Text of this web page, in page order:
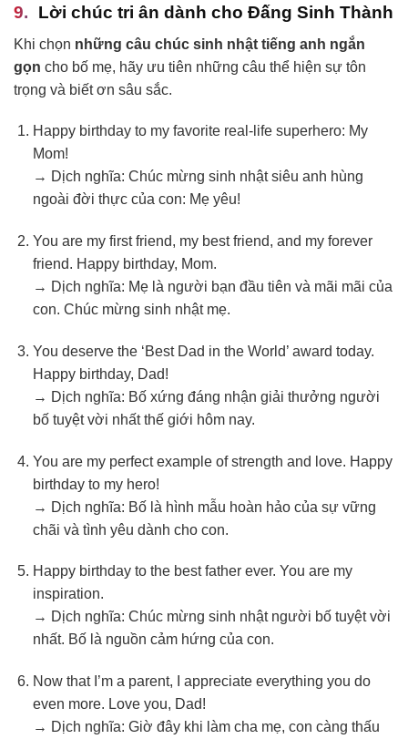
Lời chúc tri ân dành cho Đấng Sinh Thành
Khi chọn những câu chúc sinh nhật tiếng anh ngắn
gọn cho bố mẹ, hãy ưu tiên những câu thể hiện sự tôn
trọng và biết ơn sâu sắc.
Happy birthday to my favorite real-life superhero: My
Mom!
→ Dịch nghĩa: Chúc mừng sinh nhật siêu anh hùng
ngoài đời thực của con: Mẹ yêu!
You are my first friend, my best friend, and my forever
friend. Happy birthday, Mom.
→ Dịch nghĩa: Mẹ là người bạn đầu tiên và mãi mãi của
con. Chúc mừng sinh nhật mẹ.
You deserve the ‘Best Dad in the World’ award today.
Happy birthday, Dad!
→ Dịch nghĩa: Bố xứng đáng nhận giải thưởng người
bố tuyệt vời nhất thế giới hôm nay.
You are my perfect example of strength and love. Happy
birthday to my hero!
→ Dịch nghĩa: Bố là hình mẫu hoàn hảo của sự vững
chãi và tình yêu dành cho con.
Happy birthday to the best father ever. You are my
inspiration.
→ Dịch nghĩa: Chúc mừng sinh nhật người bố tuyệt vời
nhất. Bố là nguồn cảm hứng của con.
Now that I’m a parent, I appreciate everything you do
even more. Love you, Dad!
→ Dịch nghĩa: Giờ đây khi làm cha mẹ, con càng thấu